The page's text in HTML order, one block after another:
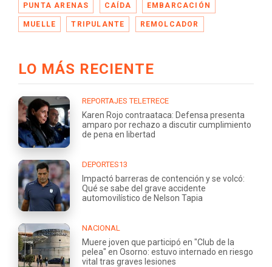
PUNTA ARENAS CAÍDA EMBARCACIÓN
MUELLE TRIPULANTE REMOLCADOR
LO MÁS RECIENTE
REPORTAJES TELETRECE
Karen Rojo contraataca: Defensa presenta
amparo por rechazo a discutir cumplimiento
de pena en libertad
DEPORTES13
Impactó barreras de contención y se volcó:
Qué se sabe del grave accidente
automovilístico de Nelson Tapia
NACIONAL
Muere joven que participó en "Club de la
pelea" en Osorno: estuvo internado en riesgo
vital tras graves lesiones